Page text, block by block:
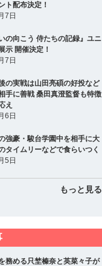
ト配布決定！
7日
の向こう 侍たちの記録』ユニ
示 開催決定！
7日
の実戦は山田亮碩の好投など
手に善戦 桑田真澄監督も特徴
え
6日
強豪・駿台学園中を相手に大
タイムリーなどで食らいつく
5日
もっと見る
務める只埜榛奈と英菜々子が